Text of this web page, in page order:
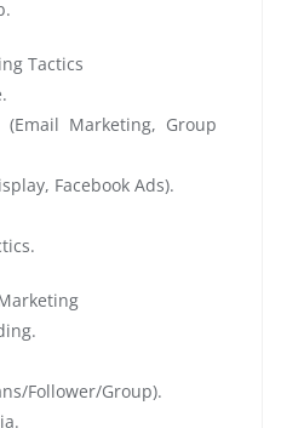
Tactics
Marketing, Group
Facebook Ads).
Follower/Group).